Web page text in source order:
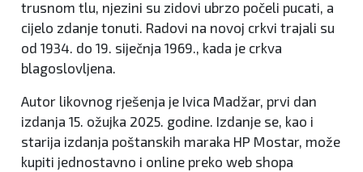
trusnom tlu, njezini su zidovi ubrzo počeli pucati, a
cijelo zdanje tonuti. Radovi na novoj crkvi trajali su
od 1934. do 19. siječnja 1969., kada je crkva
blagoslovljena.
Autor likovnog rješenja je Ivica Madžar, prvi dan
izdanja 15. ožujka 2025. godine. Izdanje se, kao i
starija izdanja poštanskih maraka HP Mostar, može
kupiti jednostavno i online preko web shopa